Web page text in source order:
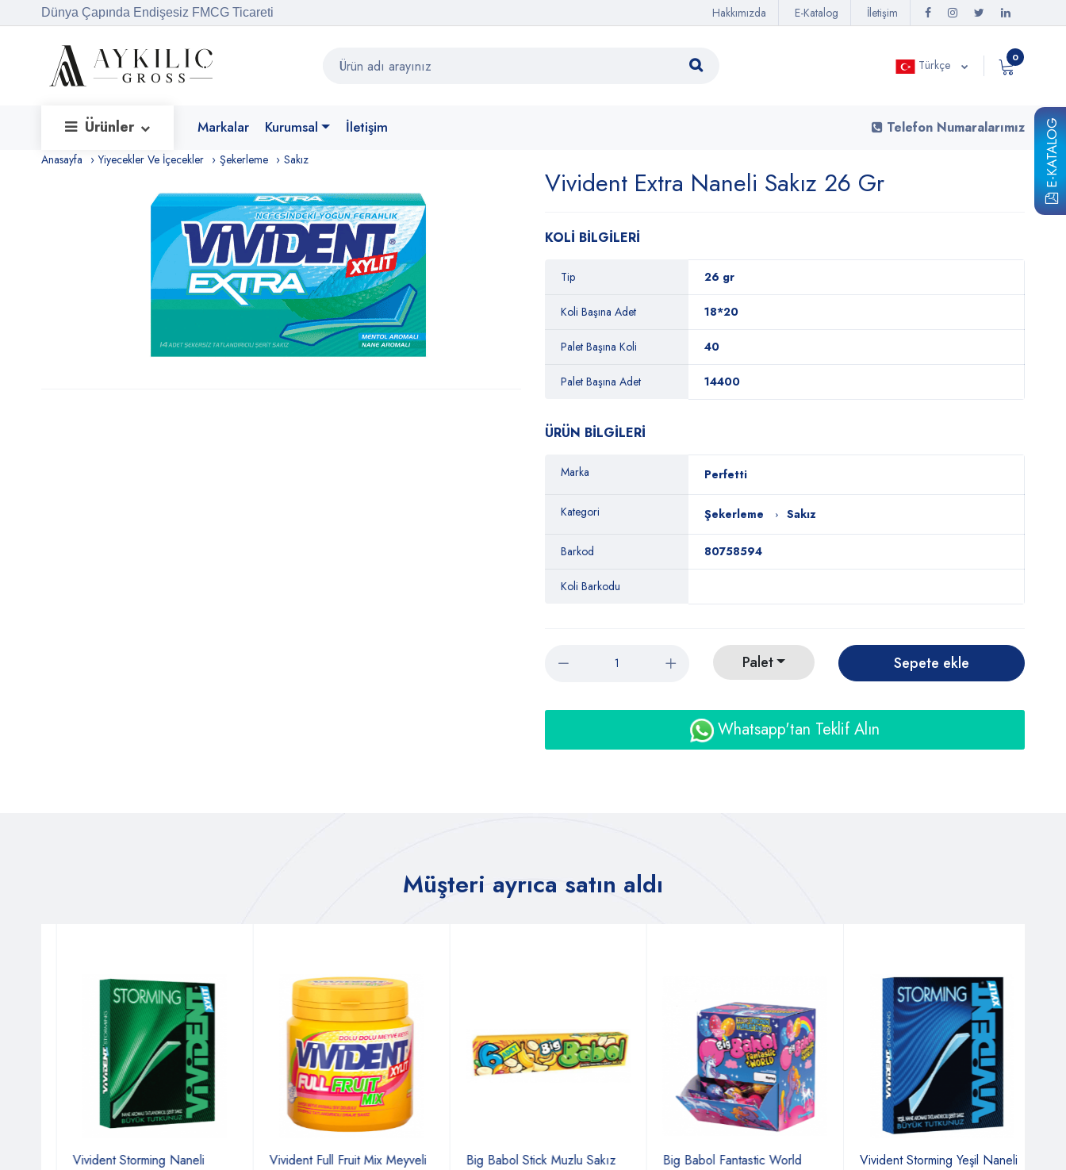
E-KATALOG
Dünya Çapında Endişesiz FMCG Ticareti Hakkımızda E-Katalog İletişim
0
Türkçe
Ürünler Markalar Kurumsal İletişim Telefon Numaralarımız
Anasayfa Yiyecekler Ve İçecekler Şekerleme Sakız
Vivident Extra Naneli Sakız 26 Gr
KOLİ BİLGİLERİ
Tip 26 gr
Koli Başına Adet 18*20
Palet Başına Koli 40
Palet Başına Adet 14400
ÜRÜN BİLGİLERİ
Marka Perfetti
Kategori Şekerleme Sakız
Barkod 80758594
Koli Barkodu
Palet Sepete ekle
Whatsapp'tan Teklif Alın
Müşteri ayrıca satın aldı
Vivident Storming Naneli
Vivident Full Fruit Mix Meyveli
Big Babol Stick Muzlu Sakız
Big Babol Fantastic World
Vivident Storming Yeşil Naneli